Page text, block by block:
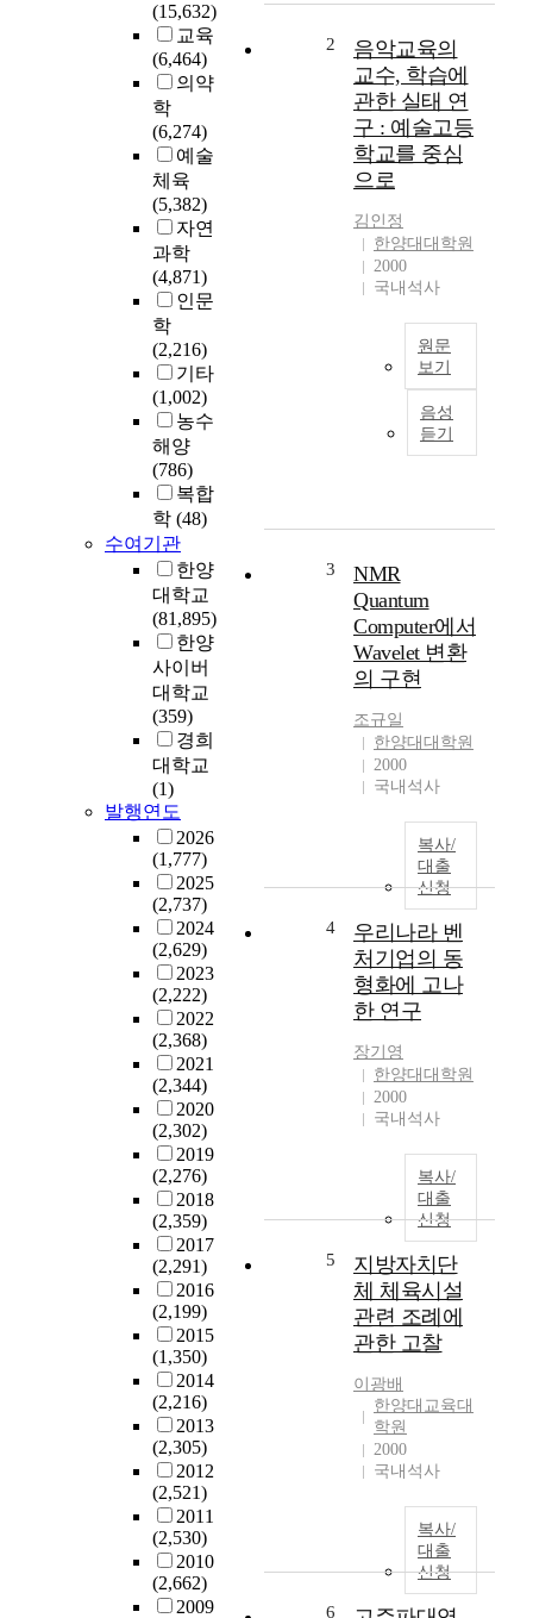
(15,632)
교육
(6,464)
의약
학
(6,274)
예술
체육
(5,382)
자연
과학
(4,871)
인문
학
(2,216)
기타
(1,002)
농수
해양
(786)
복합
학 (48)
수여기관
한양
대학교
(81,895)
한양
사이버
대학교
(359)
경희
대학교
(1)
발행연도
2026
(1,777)
2025
(2,737)
2024
(2,629)
2023
(2,222)
2022
(2,368)
2021
(2,344)
2020
(2,302)
2019
(2,276)
2018
(2,359)
2017
(2,291)
2016
(2,199)
2015
(1,350)
2014
(2,216)
2013
(2,305)
2012
(2,521)
2011
(2,530)
2010
(2,662)
2009
2
음악교육의
교수, 학습에
관한 실태 연
구 : 예술고등
학교를 중심
으로
김인정
한양대대학원
2000
국내석사
원문
보기
음성
듣기
3
NMR
Quantum
Computer에서
Wavelet 변환
의 구현
조규일
한양대대학원
2000
국내석사
복사/
대출
신청
4
우리나라 벤
처기업의 동
형화에 고나
한 연구
장기영
한양대대학원
2000
국내석사
복사/
대출
신청
5
지방자치단
체 체육시설
관련 조례에
관한 고찰
이광배
한양대교육대
학원
2000
국내석사
복사/
대출
신청
6